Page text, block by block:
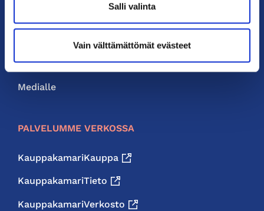
Salli valinta
Vain välttämättömät evästeet
Neuvonta ja palvelut
Jäsenedut
Medialle
PALVELUMME VERKOSSA
KauppakamariKauppa
KauppakamariTieto
KauppakamariVerkosto